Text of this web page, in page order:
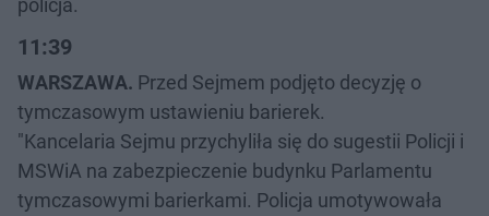
11:39
WARSZAWA. Przed Sejmem podjęto decyzję o
tymczasowym ustawieniu barierek.
"Kancelaria Sejmu przychyliła się do sugestii Policji i
MSWiA na zabezpieczenie budynku Parlamentu
tymczasowymi barierkami. Policja umotywowała